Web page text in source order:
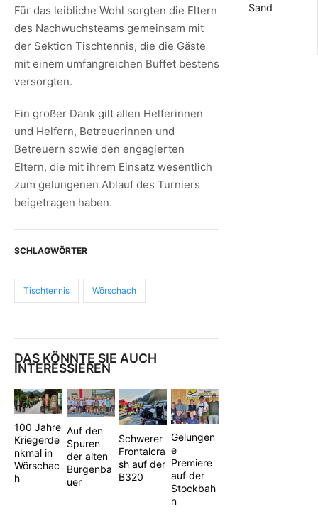
Für das leibliche Wohl sorgten die Eltern
des Nachwuchsteams gemeinsam mit
der Sektion Tischtennis, die die Gäste
mit einem umfangreichen Buffet bestens
versorgten.
Ein großer Dank gilt allen Helferinnen
und Helfern, Betreuerinnen und
Betreuern sowie den engagierten
Eltern, die mit ihrem Einsatz wesentlich
zum gelungenen Ablauf des Turniers
beigetragen haben.
SCHLAGWÖRTER
Tischtennis Wörschach
DAS KÖNNTE SIE AUCH
INTERESSIEREN
100 Jahre
Kriegerde
nkmal in
Wörschac
h
Auf den
Spuren
der alten
Burgenba
uer
Schwerer
Frontalcra
sh auf der
B320
Gelungen
e
Premiere
auf der
Stockbah
n
Sand